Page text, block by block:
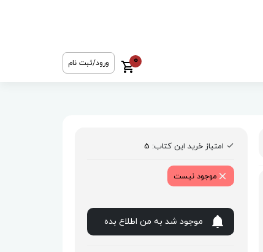
0 ورود/ثبت نام
امتیاز خرید این کتاب: 5
موجود نیست
موجود شد به من اطلاع بده